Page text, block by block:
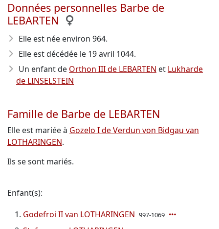
Données personnelles Barbe de
LEBARTEN
Elle est née environ 964.
Elle est décédée le 19 avril 1044.
Un enfant de Orthon III de LEBARTEN et Lukharde
de LINSELSTEIN
Famille de Barbe de LEBARTEN
Elle est mariée à Gozelo I de Verdun von Bidgau van
LOTHARINGEN.
Ils se sont mariés.
Enfant(s):
Godefroi II van LOTHARINGEN 997-1069